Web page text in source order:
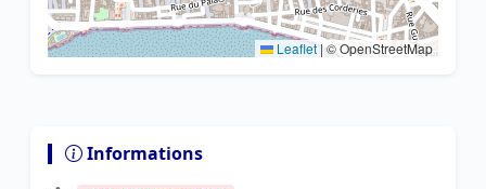
Leaflet |© OpenStreetMap
Informations